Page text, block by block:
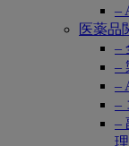
–
医薬品
–
–
–
–
–